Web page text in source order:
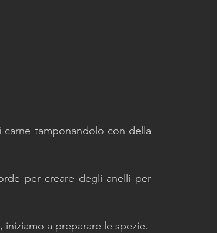
tamponandolo con della
per creare degli anelli per
a preparare le spezie.